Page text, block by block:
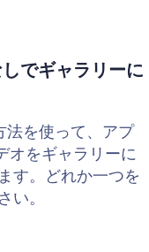
でギャラリーに
法を使って、アプ
オをギャラリーに
す。どれか一つを
い。